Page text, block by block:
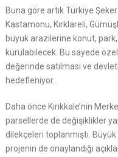
Buna göre artık Türkiye
Kastamonu, Kırklareli,
büyük arazilerine konut,
kurulabilecek. Bu sayede
değerinde satılması ve
hedefleniyor.
Daha önce Kırıkkale’nin
parsellerde de değişiklikler
dilekçeleri toplanmıştı.
projenin de onaylandığı